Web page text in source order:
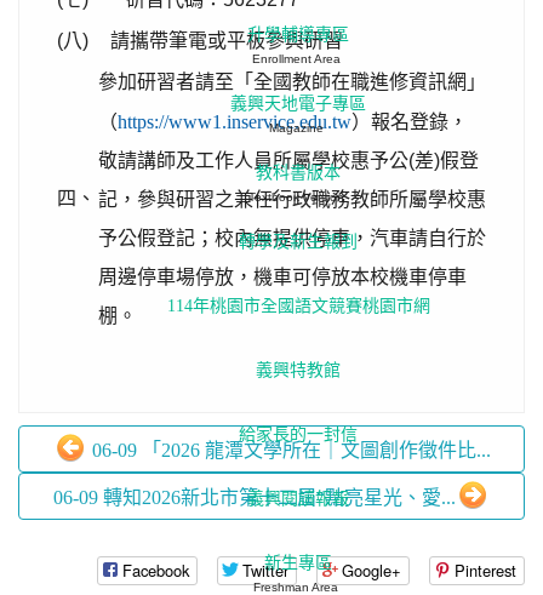
(八)
請攜帶筆電或平板參與研習
四、
參加研習者請至「全國教師在職進修資訊網」
（https://www1.inservice.edu.tw）報名登錄，
敬請講師及工作人員所屬學校惠予公(差)假登
記，參與研習之兼任行政職務教師所屬學校惠
予公假登記；校內無提供停車，汽車請自行於
周邊停車場停放，機車可停放本校機車停車
棚。
06-09 「2026 龍潭文學所在｜文圖創作徵件比...
06-09 轉知2026新北市第十二屆“點亮星光、愛...
Facebook Twitter Google+ Pinterest
升學輔導專區
Enrollment Area
義興天地電子專區
Magazine
教科書版本
Textbook Version
轉學及新生報到
114年桃園市全國語文競賽桃園市網
義興特教館
給家長的一封信
義興閱讀報報
新生專區
Freshman Area